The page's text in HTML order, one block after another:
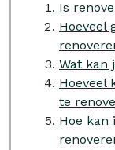
Is
Hoeveel
Wat kan
Hoeveel
te
Hoe kan